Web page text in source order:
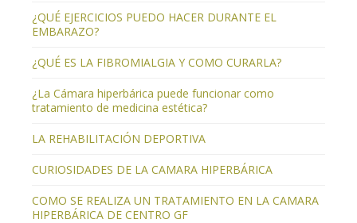
¿QUÉ EJERCICIOS PUEDO HACER DURANTE EL
EMBARAZO?
¿QUÉ ES LA FIBROMIALGIA Y COMO CURARLA?
¿La Cámara hiperbárica puede funcionar como
tratamiento de medicina estética?
LA REHABILITACIÓN DEPORTIVA
CURIOSIDADES DE LA CAMARA HIPERBÁRICA
COMO SE REALIZA UN TRATAMIENTO EN LA CAMARA
HIPERBÁRICA DE CENTRO GF